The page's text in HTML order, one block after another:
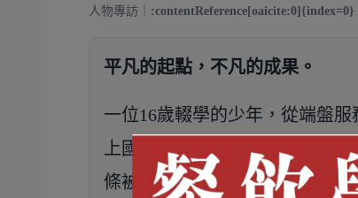
人物專訪｜ :contentReference[oaicite:0]{index=0}
平凡的起點，不凡的成果。
一位16歲輟學的少年，從端盤
上國際舞台、走進五星級飯店
條被
時間、投入與熱情反覆驗證